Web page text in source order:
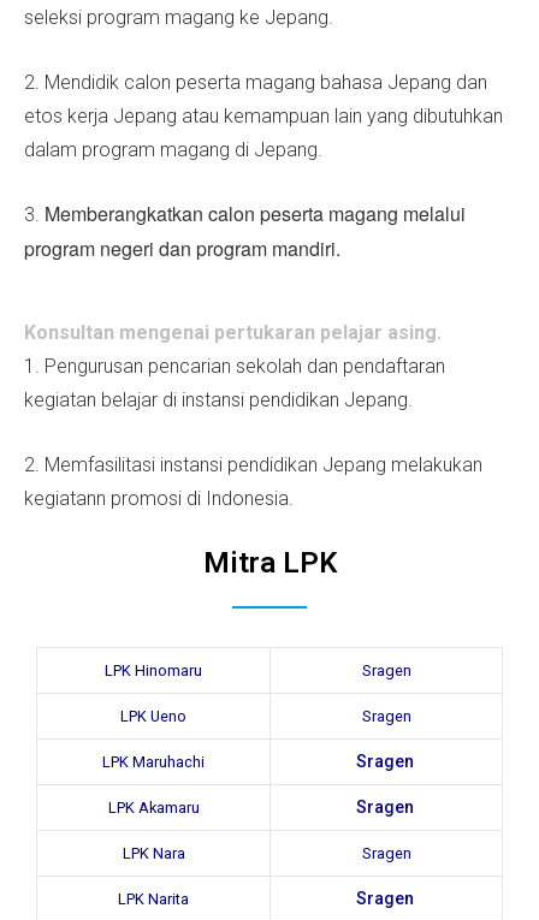
seleksi program magang ke Jepang.
2. Mendidik calon peserta magang bahasa Jepang dan
etos kerja Jepang atau kemampuan lain yang dibutuhkan
dalam program magang di Jepang.
3. Memberangkatkan calon peserta magang melalui
program negeri dan program mandiri.
Konsultan mengenai pertukaran pelajar asing.
1. Pengurusan pencarian sekolah dan pendaftaran
kegiatan belajar di instansi pendidikan Jepang.
2. Memfasilitasi instansi pendidikan Jepang melakukan
kegiatann promosi di Indonesia.
Mitra LPK
LPK Hinomaru Sragen
LPK Ueno Sragen
LPK Maruhachi Sragen
LPK Akamaru Sragen
LPK Nara Sragen
LPK Narita Sragen